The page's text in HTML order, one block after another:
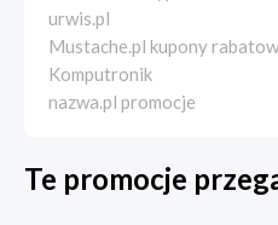
urwis.pl
Mustache.pl kupony
Komputronik
nazwa.pl promocje
Te promocje